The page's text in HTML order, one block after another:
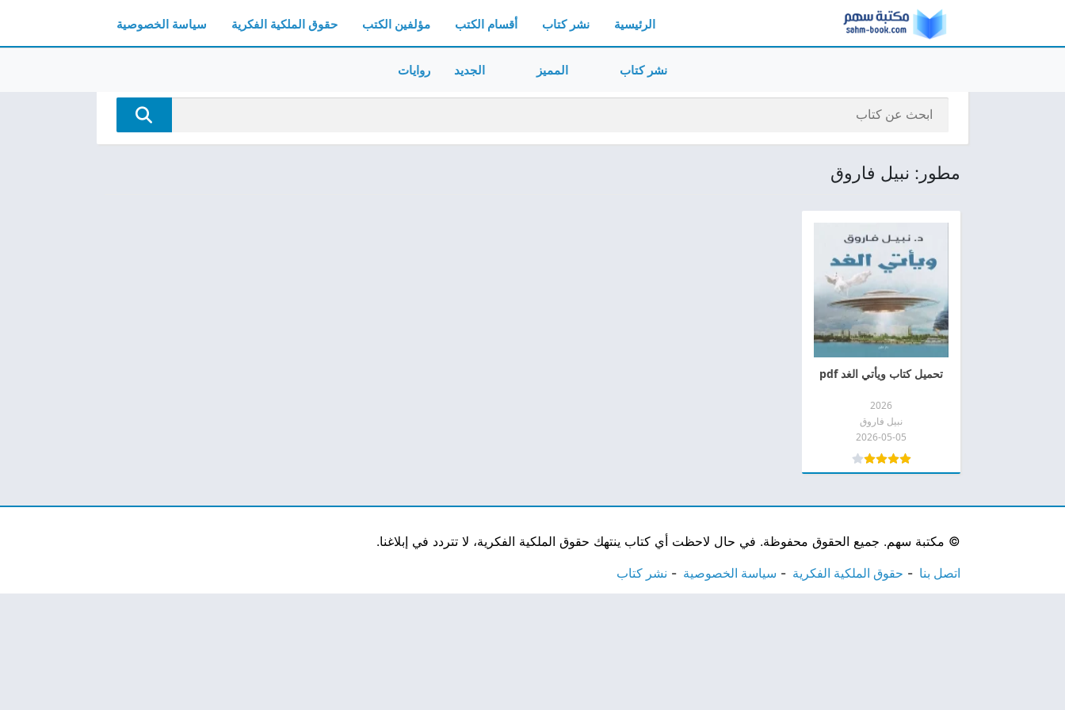
الرئيسية نشر كتاب أقسام الكتب مؤلفين الكتب حقوق الملكية الفكرية سياسة الخصوصية
نشر كتاب المميز الجديد روايات
مطور: نبيل فاروق
تحميل كتاب ويأتي الغد pdf
2026
نبيل فاروق
2026-05-05
© مكتبة سهم. جميع الحقوق محفوظة. في حال لاحظت أي كتاب ينتهك حقوق الملكية الفكرية، لا تتردد في إبلاغنا.
اتصل بنا حقوق الملكية الفكرية سياسة الخصوصية نشر كتاب